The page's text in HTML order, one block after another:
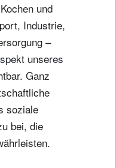
und
Industrie,
–
unseres
Ganz
soziale
bei, die